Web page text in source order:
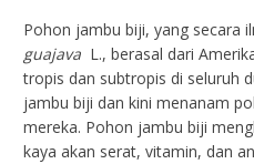
Pohon jambu biji, yang secara
guajava L., berasal dari
tropis dan subtropis di seluruh
jambu biji dan kini menanam
mereka. Pohon jambu biji
kaya akan serat, vitamin, dan